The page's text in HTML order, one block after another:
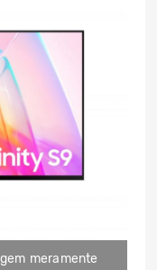
meramente